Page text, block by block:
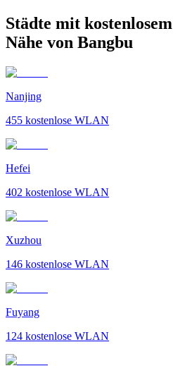
Städte mit
Nähe von Bangbu
Nanjing
455 kostenlose WLAN
Hefei
402 kostenlose WLAN
Xuzhou
146 kostenlose WLAN
Fuyang
124 kostenlose WLAN